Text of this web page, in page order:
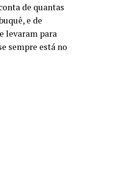
de quantas
e de
levaram para
sempre está no